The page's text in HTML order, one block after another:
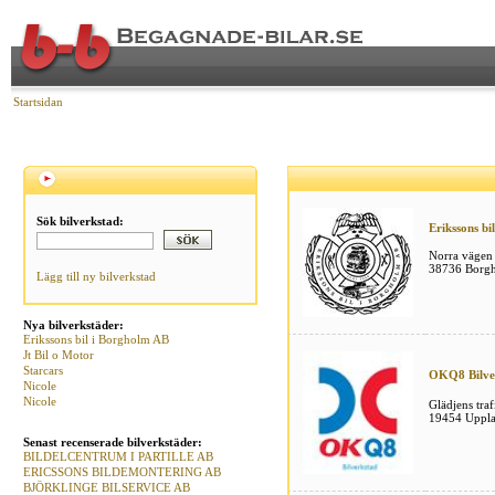
Startsidan
Sök bilverkstad:
Lägg till ny bilverkstad
Nya bilverkstäder:
Erikssons bil i Borgholm AB
Jt Bil o Motor
Starcars
Nicole
Nicole
Senast recenserade bilverkstäder:
BILDELCENTRUM I PARTILLE AB
ERICSSONS BILDEMONTERING AB
BJÖRKLINGE BILSERVICE AB
Erikssons
Norra vägen
38736
OKQ8
Glädjens
19454